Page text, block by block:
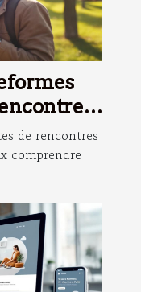
de rencontres
comprendre